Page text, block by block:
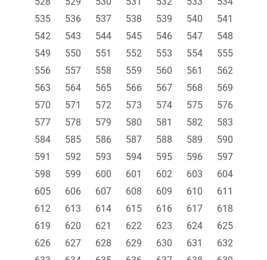
535
536 537 538 539 540
541
542
543 544 545 546 547
548
549
550 551 552 553 554
555
556
557 558 559 560 561
562
563
564 565 566 567 568
569
570
571 572 573 574 575
576
577
578 579 580 581 582
583
584
585 586 587 588 589
590
591
592 593 594 595 596
597
598
599 600 601 602 603
604
605
606 607 608 609 610
611
612
613 614 615 616 617
618
619
620 621 622 623 624
625
626
627 628 629 630 631
632